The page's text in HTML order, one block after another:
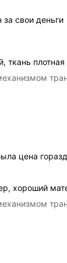
свои деньги
ткань
цена
хороший